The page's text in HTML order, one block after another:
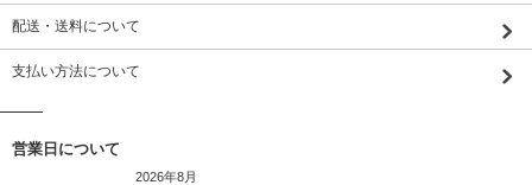
配送・送料について
支払い方法について
営業日について
2026年8月